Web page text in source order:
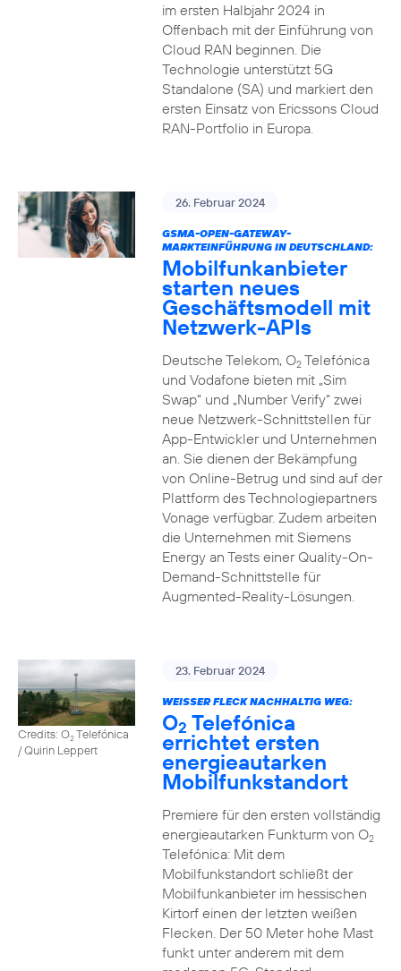
im ersten Halbjahr 2024 in
Offenbach mit der Einführung von
Cloud RAN beginnen. Die
Technologie unterstützt 5G
Standalone (SA) und markiert den
ersten Einsatz von Ericssons Cloud
RAN-Portfolio in Europa.
26. Februar 2024
GSMA-OPEN-GATEWAY-
MARKTEINFÜHRUNG IN DEUTSCHLAND:
Mobilfunkanbieter
starten neues
Geschäftsmodell mit
Netzwerk-APIs
Deutsche Telekom, O2Telefónica
und Vodafone bieten mit „Sim
Swap“ und „Number Verify“ zwei
neue Netzwerk-Schnittstellen für
App-Entwickler und Unternehmen
an. Sie dienen der Bekämpfung
von Online-Betrug und sind auf der
Plattform des Technologiepartners
Vonage verfügbar. Zudem arbeiten
die Unternehmen mit Siemens
Energy an Tests einer Quality-On-
Demand-Schnittstelle für
Augmented-Reality-Lösungen.
Credits: O2Telefónica
/ Quirin Leppert
23. Februar 2024
WEISSER FLECK NACHHALTIG WEG:
O2 Telefónica
errichtet ersten
energieautarken
Mobilfunkstandort
Premiere für den ersten vollständig
energieautarken Funkturm von O2
Telefónica: Mit dem
Mobilfunkstandort schließt der
Mobilfunkanbieter im hessischen
Kirtorf einen der letzten weißen
Flecken. Der 50 Meter hohe Mast
funkt unter anderem mit dem